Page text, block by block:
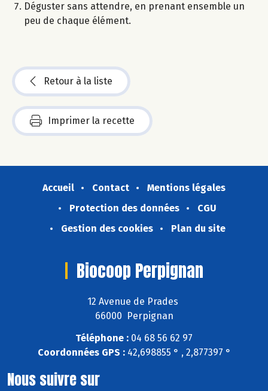
Déguster sans attendre, en prenant ensemble un
peu de chaque élément.
Retour à la liste
Imprimer la recette
Accueil Contact
Mentions légales
Protection des données
CGU
Gestion des cookies
Plan du site
Biocoop Perpignan
12 Avenue de Prades
66000 Perpignan
Téléphone : 04 68 56 62 97
Coordonnées GPS :42,698855 ° , 2,877397 °
Nous suivre sur